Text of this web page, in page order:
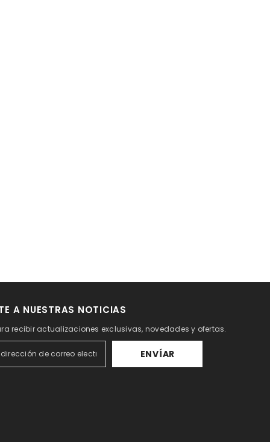
A NUESTRAS NOTICIAS
recibir actualizaciones exclusivas, novedades y ofertas.
ENVÍAR